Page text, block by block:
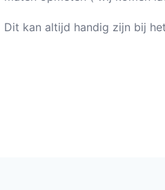
Dit kan altijd handig zijn bij